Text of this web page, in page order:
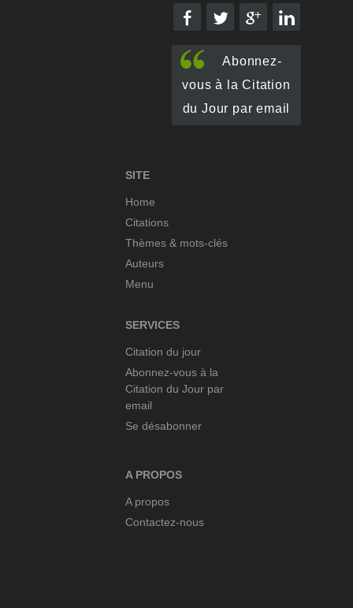
Abonnez-
vous à la Citation
du Jour par email
SITE
Home
Citations
Thèmes & mots-clés
Auteurs
Menu
SERVICES
Citation du jour
Abonnez-vous à la
Citation du Jour par
email
Se désabonner
A PROPOS
A propos
Contactez-nous